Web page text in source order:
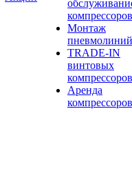
компрессоров
Монтаж
пневмолиний
TRADE-IN
винтовых
компрессоров
Аренда
компрессоров